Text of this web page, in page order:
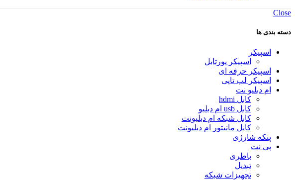
Close
دسته بندی ها
اسپیکر
اسپیکر پورتابل
اسپیکر حرفه ای
اسپیکر لپ تاپی
ام دبلیو نت
کابل hdmi
کابل usb ام دبلیو
کابل شبکه ام دبلیونت
کابل مانیتور ام دبلیونت
پنکه شارژی
پی نت
باطری
تبدیل
تجهیزات شبکه